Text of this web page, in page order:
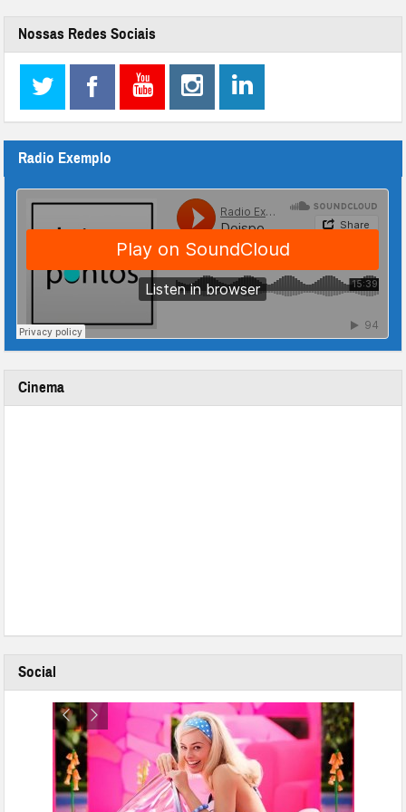
Nossas Redes Sociais
Radio Exemplo
Cinema
Social